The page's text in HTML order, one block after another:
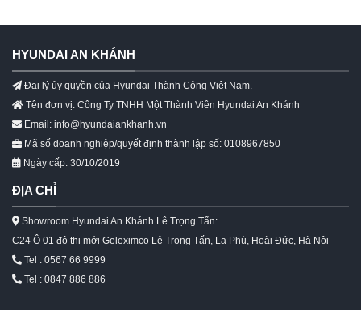
HYUNDAI AN KHÁNH
Đại lý ủy quyền của Hyundai Thành Công Việt Nam.
Tên đơn vị: Công Ty TNHH Một Thành Viên Hyundai An Khánh
Email: info@hyundaiankhanh.vn
Mã số doanh nghiệp/quyết định thành lập số: 0108967850
Ngày cấp: 30/10/2019
ĐỊA CHỈ
Showroom Hyundai An Khánh Lê Trọng Tấn:
C24 Ô 01 đô thị mới Geleximco Lê Trọng Tấn, La Phù, Hoài Đức, Hà Nội
Tel : 0567 66 9999
Tel : 0847 886 886